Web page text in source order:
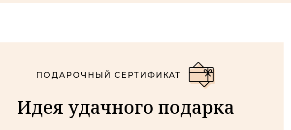
ПОДАРОЧНЫЙ СЕРТИФИКАТ
Идея удачного подарка